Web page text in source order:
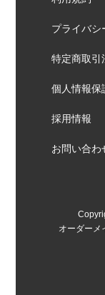
プライバシ
特定商取引
個人情報保
採用情報
お問い合わ
オーダーメ